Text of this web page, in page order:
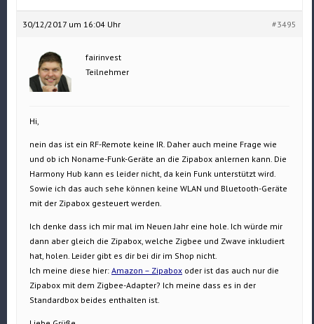
30/12/2017 um 16:04 Uhr #3495
fairinvest
Teilnehmer
Hi,
nein das ist ein RF-Remote keine IR. Daher auch meine Frage wie
und ob ich Noname-Funk-Geräte an die Zipabox anlernen kann. Die
Harmony Hub kann es leider nicht, da kein Funk unterstützt wird.
Sowie ich das auch sehe können keine WLAN und Bluetooth-Geräte
mit der Zipabox gesteuert werden.
Ich denke dass ich mir mal im Neuen Jahr eine hole. Ich würde mir
dann aber gleich die Zipabox, welche Zigbee und Zwave inkludiert
hat, holen. Leider gibt es dir bei dir im Shop nicht.
Ich meine diese hier:Amazon – Zipabox oder ist das auch nur die
Zipabox mit dem Zigbee-Adapter? Ich meine dass es in der
Standardbox beides enthalten ist.